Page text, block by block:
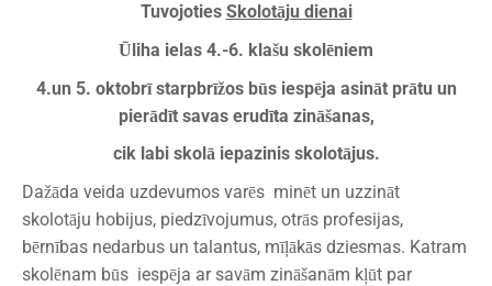
Tuvojoties Skolotāju dienai
Ūliha ielas 4.-6. klašu skolēniem
4.un 5. oktobrī starpbrīžos būs iespēja asināt prātu un
pierādīt savas erudīta zināšanas,
cik labi skolā iepazinis skolotājus.
Dažāda veida uzdevumos varēs minēt un uzzināt
skolotāju hobijus, piedzīvojumus, otrās profesijas,
bērnības nedarbus un talantus, mīļākās dziesmas. Katram
skolēnam būs iespēja ar savām zināšanām kļūt par